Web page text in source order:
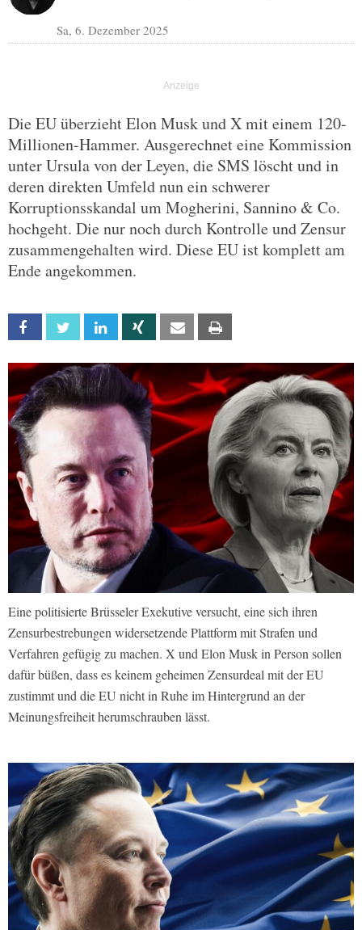
Sa, 6. Dezember 2025
Die EU überzieht Elon Musk und X mit einem 120-
Millionen-Hammer. Ausgerechnet eine Kommission
unter Ursula von der Leyen, die SMS löscht und in
deren direkten Umfeld nun ein schwerer
Korruptionsskandal um Mogherini, Sannino & Co.
hochgeht. Die nur noch durch Kontrolle und Zensur
zusammengehalten wird. Diese EU ist komplett am
Ende angekommen.
Facebook Twitter Linkedin Xing Email
Eine politisierte Brüsseler Exekutive versucht, eine sich ihren
Zensurbestrebungen widersetzende Plattform mit Strafen und
Verfahren gefügig zu machen. X und Elon Musk in Person sollen
dafür büßen, dass es keinem geheimen Zensurdeal mit der EU
zustimmt und die EU nicht in Ruhe im Hintergrund an der
Meinungsfreiheit herumschrauben lässt.